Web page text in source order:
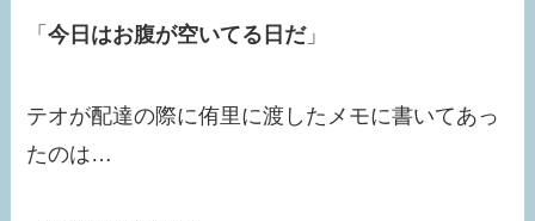
「今日はお腹が空いてる日だ」
テオが配達の際に侑里に渡したメモに書いてあっ
たのは…